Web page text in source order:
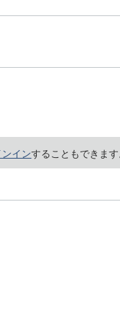
インすることもできま